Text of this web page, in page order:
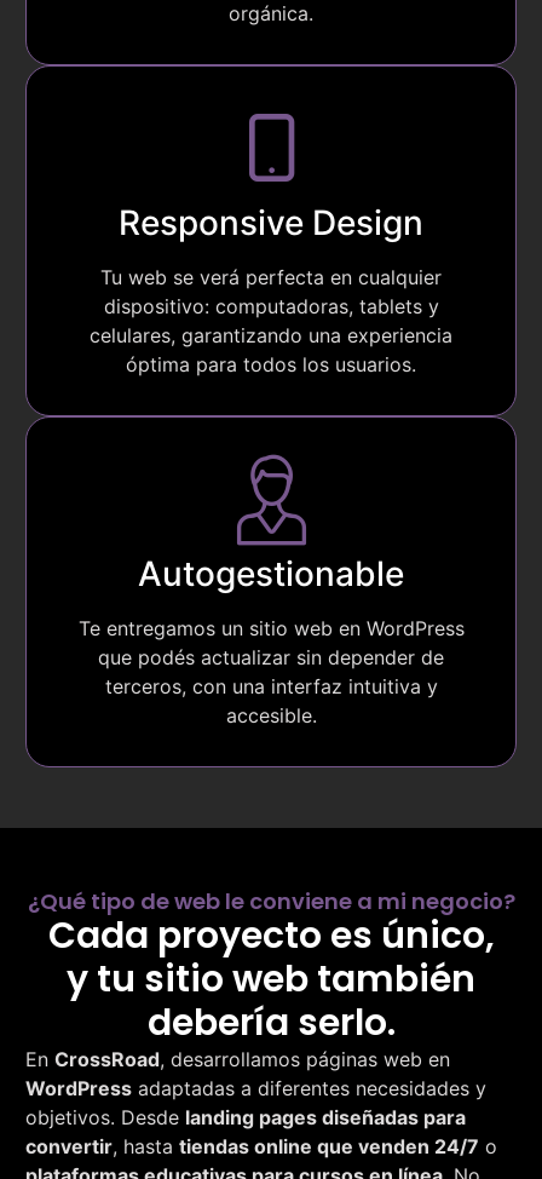
orgánica.
Responsive Design
Tu web se verá perfecta en cualquier
dispositivo: computadoras, tablets y
celulares, garantizando una experiencia
óptima para todos los usuarios.
Autogestionable
Te entregamos un sitio web en WordPress
que podés actualizar sin depender de
terceros, con una interfaz intuitiva y
accesible.
¿Qué tipo de web le conviene a mi negocio?
Cada proyecto es único,
y tu sitio web también
debería serlo.
En CrossRoad, desarrollamos páginas web en
WordPressadaptadas a diferentes necesidades y
objetivos. Desde landing pages diseñadas para
convertir, hasta tiendas online que venden 24/7 o